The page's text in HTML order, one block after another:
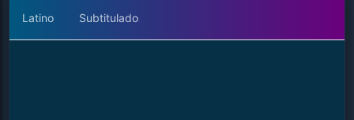
Latino Subtitulado